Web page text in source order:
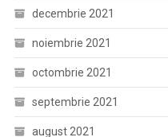
decembrie 2021
noiembrie 2021
octombrie 2021
septembrie 2021
august 2021